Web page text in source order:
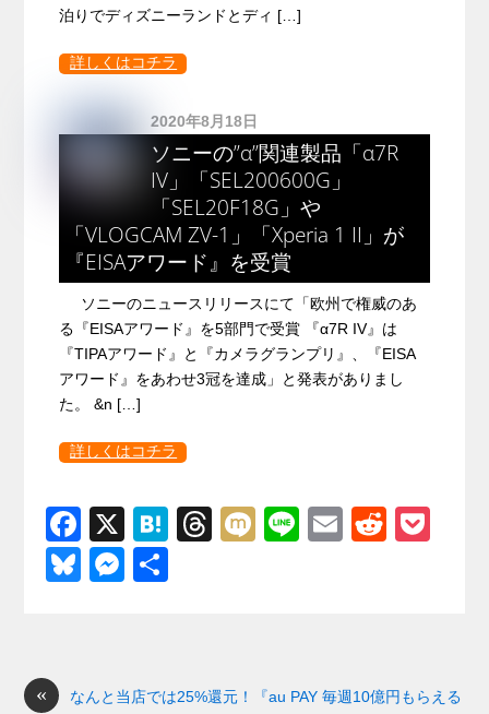
泊りでディズニーランドとディ […]
詳しくはコチラ
2020年8月18日
ソニーの”α”関連製品「α7R
IV」「SEL200600G」
「SEL20F18G」や
「VLOGCAM ZV-1」「Xperia 1 II」が
『EISAアワード』を受賞
ソニーのニュースリリースにて「欧州で権威のあ
る『EISAアワード』を5部門で受賞 『α7R IV』は
『TIPAアワード』と『カメラグランプリ』、『EISA
アワード』をあわせ3冠を達成」と発表がありまし
た。 &n […]
詳しくはコチラ
F
a
c
o
X
H
T
s
M Li
E
R
Bl
y
M
n
«
なんと当店では25%還元！『au PAY 毎週10億円もらえる